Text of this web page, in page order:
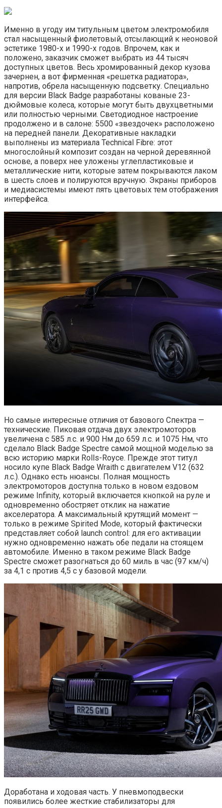
Именно в угоду им титульным цветом электромобиля
стал насыщенный фиолетовый, отсылающий к неоновой
эстетике 1980-х и 1990-х годов. Впрочем, как и
положено, заказчик сможет выбрать из 44 тысяч
доступных цветов. Весь хромированный декор кузова
зачернен, а вот фирменная «решетка радиатора»,
напротив, обрела насыщенную подсветку. Специально
для версии Black Badge разработаны кованые 23-
дюймовые колеса, которые могут быть двухцветными
или полностью черными. Светодиодное настроение
продолжено и в салоне: 5500 «звездочек» расположено
на передней панели. Декоративные накладки
выполнены из материала Technical Fibre: этот
многослойный композит создан на черной деревянной
основе, а поверх нее уложены углепластиковые и
металлические нити, которые затем покрываются лаком
в шесть слоев и полируются вручную. Экраны приборов
и медиасистемы имеют пять цветовых тем отображения
интерфейса.
Но самые интересные отличия от базового Спектра —
технические. Пиковая отдача двух электромоторов
увеличена с 585 л.с. и 900 Нм до 659 л.с. и 1075 Нм, что
сделало Black Badge Spectre самой мощной моделью за
всю историю марки Rolls-Royce. Прежде этот титул
носило купе Black Badge Wraith с двигателем V12 (632
л.с.). Однако есть нюансы. Полная мощность
электромоторов доступна только в новом ездовом
режиме Infinity, который включается кнопкой на руле и
одновременно обостряет отклик на нажатие
акселератора. А максимальный крутящий момент —
только в режиме Spirited Mode, который фактически
представляет собой launch control: для его активации
нужно одновременно нажать обе педали на стоящем
автомобиле. Именно в таком режиме Black Badge
Spectre сможет разогнаться до 60 миль в час (97 км/ч)
за 4,1 с против 4,5 с у базовой модели.
Доработана и ходовая часть. У пневмоподвески
появились более жесткие стабилизаторы для